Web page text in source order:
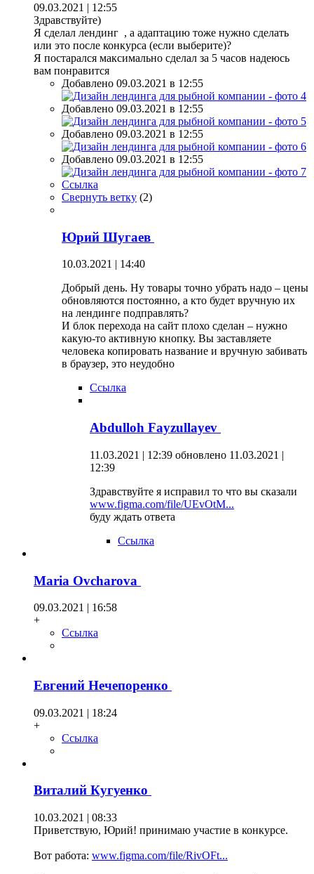
09.03.2021 | 12:55
Здравствуйте)
Я сделал лендинг , а адаптацию тоже нужно сделать
или это после конкурса (если выберите)?
Я постарался максимально сделал за 5 часов надеюсь
вам понравится
Добавлено 09.03.2021 в 12:55
Добавлено 09.03.2021 в 12:55
Добавлено 09.03.2021 в 12:55
Добавлено 09.03.2021 в 12:55
Ссылка
Свернуть ветку (2)
Юрий Шугаев
10.03.2021 | 14:40
Добрый день. Ну товары точно убрать надо – цены
обновляются постоянно, а кто будет вручную их
на лендинге подправлять?
И блок перехода на сайт плохо сделан – нужно
какую-то активную кнопку. Вы заставляете
человека копировать название и вручную забивать
в браузер, это неудобно
Ссылка
Abdulloh Fayzullayev
11.03.2021 | 12:39 обновлено 11.03.2021 |
12:39
Здравствуйте я исправил то что вы сказали
www.figma.com/file/UEvOtM...
буду ждать ответа
Ссылка
Maria Ovcharova
09.03.2021 | 16:58
+
Ссылка
Евгений Нечепоренко
09.03.2021 | 18:24
+
Ссылка
Виталий Кугуенко
10.03.2021 | 08:33
Приветствую, Юрий! принимаю участие в конкурсе.
Вот работа: www.figma.com/file/RivOFt...